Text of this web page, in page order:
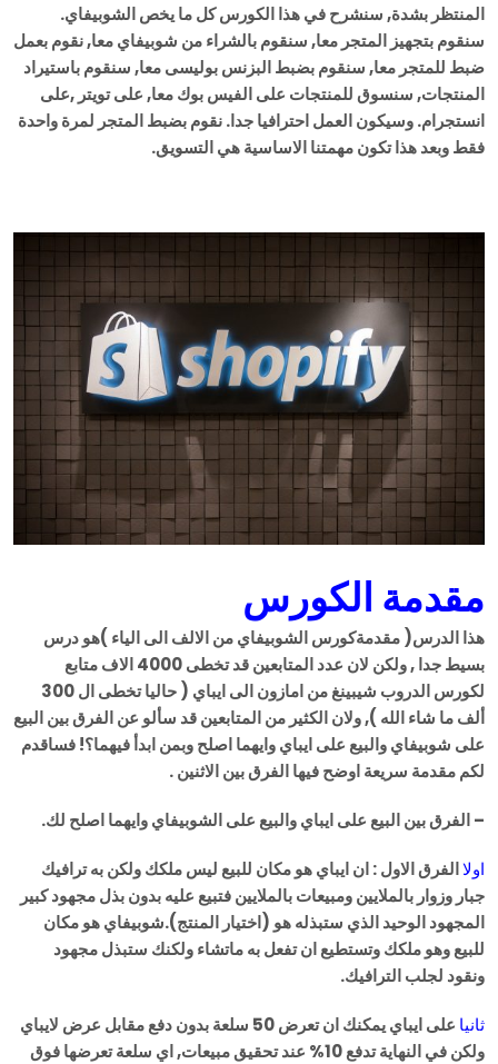
المنتظر بشدة, سنشرح في هذا الكورس كل ما يخص الشوبيفاي.
سنقوم بتجهيز المتجر معا, سنقوم بالشراء من شوبيفاي معا, نقوم بعمل
ضبط للمتجر معا, سنقوم بضبط البزنس بوليسى معا, سنقوم باستيراد
المنتجات, سنسوق للمنتجات على الفيس بوك معا, على تويتر ,على
انستجرام. وسيكون العمل احترافيا جدا. نقوم بضبط المتجر لمرة واحدة
فقط وبعد هذا تكون مهمتنا الاساسية هي التسويق.
مقدمة الكورس
هذا الدرس( مقدمةكورس الشوبيفاي من الالف الى الياء )هو درس
بسيط جدا , ولكن لان عدد المتابعين قد تخطى 4000 الاف متابع
لكورس الدروب شيبينغ من امازون الى ايباي ( حاليا تخطى ال 300
ألف ما شاء الله ), ولان الكثير من المتابعين قد سألو عن الفرق بين البيع
على شوبيفاي والبيع على ايباي وايهما اصلح وبمن ابدأ فيهما؟! فساقدم
لكم مقدمة سريعة اوضح فيها الفرق بين الاثنين .
– الفرق بين البيع على ايباي والبيع على الشوبيفاي وايهما اصلح لك.
اولاالفرق الاول : ان ايباي هو مكان للبيع ليس ملكك ولكن به ترافيك
جبار وزوار بالملايين ومبيعات بالملايين فتبيع عليه بدون بذل مجهود كبير
المجهود الوحيد الذي ستبذله هو (اختيار المنتج).شوبيفاي هو مكان
للبيع وهو ملكك وتستطيع ان تفعل به ماتشاء ولكنك ستبذل مجهود
ونقود لجلب الترافيك.
ثانيا
على ايباي يمكنك ان تعرض 50 سلعة بدون دفع مقابل عرض لايباي
ولكن في النهاية تدفع 10% عند تحقيق مبيعات, اي سلعة تعرضها فوق